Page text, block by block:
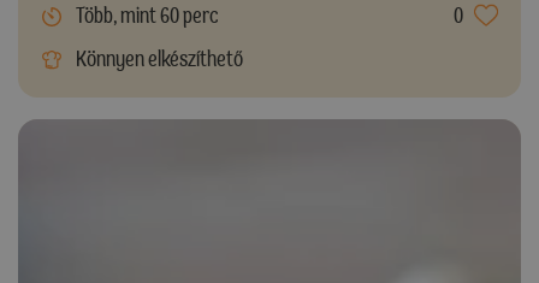
Több, mint 60 perc
0
Könnyen elkészíthető